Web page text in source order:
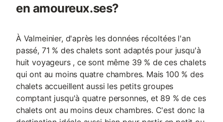
en amoureux.ses?
À Valmeinier, d'après les données récoltées l'an
passé, 71 % des chalets sont adaptés pour jusqu'à
huit voyageurs , ce sont même 39 % de ces chalets
qui ont au moins quatre chambres. Mais 100 % des
chalets accueillent aussi les petits groupes
comptant jusqu'à quatre personnes, et 89 % de ces
chalets ont au moins deux chambres. C'est donc la